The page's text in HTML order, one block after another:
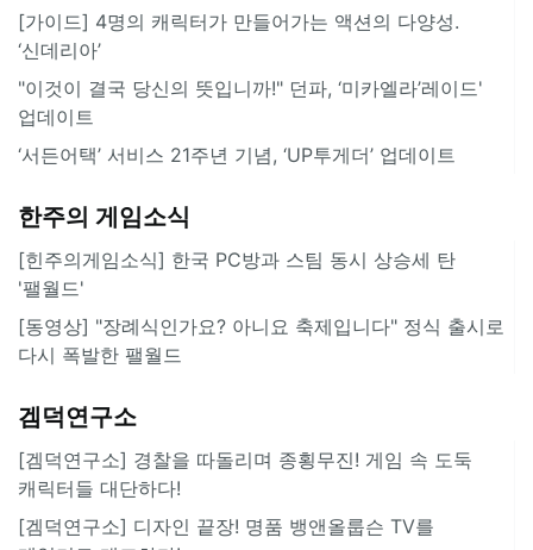
[가이드] 4명의 캐릭터가 만들어가는 액션의 다양성.
‘신데리아’
"이것이 결국 당신의 뜻입니까!" 던파, ‘미카엘라’레이드'
업데이트
‘서든어택’ 서비스 21주년 기념, ‘UP투게더’ 업데이트
한주의 게임소식
[힌주의게임소식] 한국 PC방과 스팀 동시 상승세 탄
'팰월드'
[동영상] "장례식인가요? 아니요 축제입니다" 정식 출시로
다시 폭발한 팰월드
겜덕연구소
[겜덕연구소] 경찰을 따돌리며 종횡무진! 게임 속 도둑
캐릭터들 대단하다!
[겜덕연구소] 디자인 끝장! 명품 뱅앤올룹슨 TV를